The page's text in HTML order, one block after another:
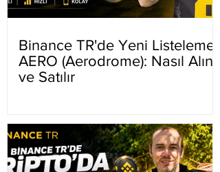
Binance TR'de Yeni Listeleme
AERO (Aerodrome): Nasıl Alınır
ve Satılır